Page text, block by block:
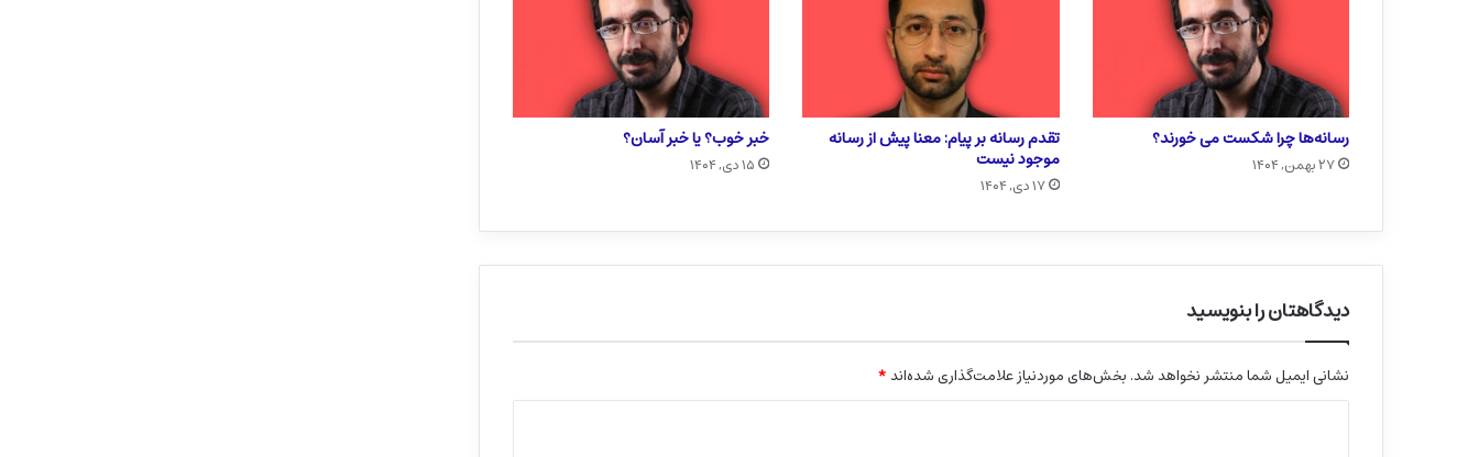
رسانه‌ها چرا شکست می خورند؟
۲۷ بهمن, ۱۴۰۴
تقدم رسانه بر پیام: معنا پیش از رسانه
موجود نیست
۱۷ دی, ۱۴۰۴
خبر خوب؟ یا خبر آسان؟
۱۵ دی, ۱۴۰۴
دیدگاهتان را بنویسید
نشانی ایمیل شما منتشر نخواهد شد. بخش‌های موردنیاز علامت‌گذاری شده‌اند*